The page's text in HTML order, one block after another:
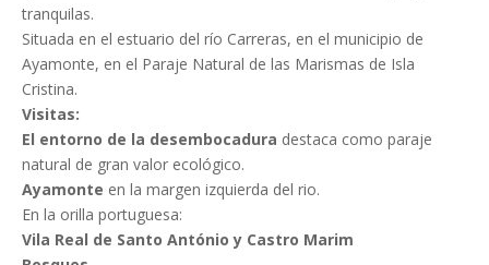
tranquilas.
Situada en el estuario del río Carreras, en el municipio de
Ayamonte, en el Paraje Natural de las Marismas de Isla
Cristina.
Visitas:
El entorno de la desembocadura destaca como paraje
natural de gran valor ecológico.
Ayamonte en la margen izquierda del rio.
En la orilla portuguesa:
Vila Real de Santo António y Castro Marim